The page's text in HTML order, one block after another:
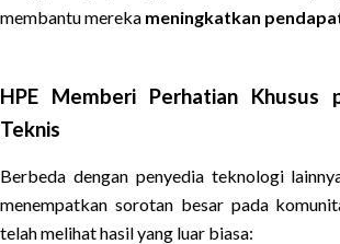
membantu mereka meningkatkan
HPE Memberi Perhatian Khusus
Teknis
Berbeda dengan penyedia teknologi
menempatkan sorotan besar pada
telah melihat hasil yang luar biasa: